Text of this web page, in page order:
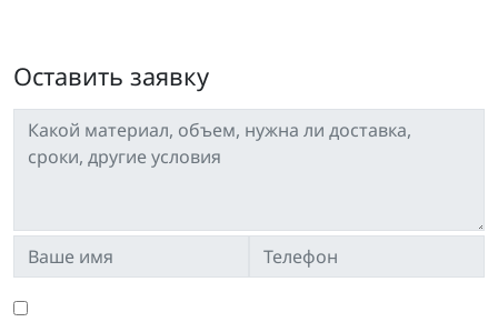
Оставить заявку